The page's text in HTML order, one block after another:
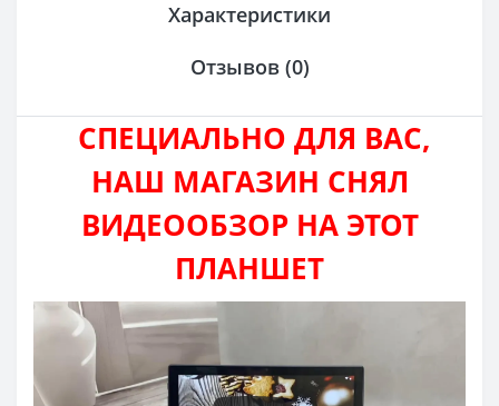
Характеристики
Отзывов (0)
СПЕЦИАЛЬНО ДЛЯ ВАС,
НАШ МАГАЗИН СНЯЛ
ВИДЕООБЗОР НА ЭТОТ
ПЛАНШЕТ